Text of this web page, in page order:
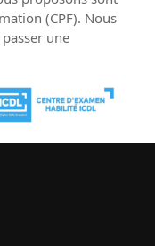
(CPF). Nous
une